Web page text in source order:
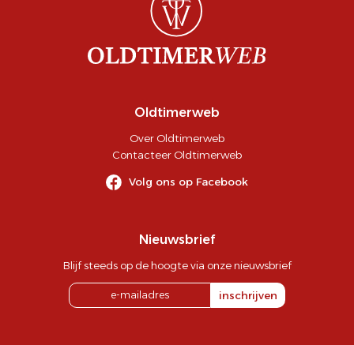
Oldtimerweb
Over Oldtimerweb
Contacteer Oldtimerweb
Volg ons op Facebook
Nieuwsbrief
Blijf steeds op de hoogte via onze nieuwsbrief
inschrijven